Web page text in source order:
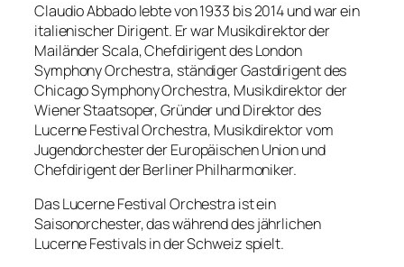
Claudio Abbado lebte von 1933 bis 2014 und war ein
italienischer Dirigent. Er war Musikdirektor der
Mailänder Scala, Chefdirigent des London
Symphony Orchestra, ständiger Gastdirigent des
Chicago Symphony Orchestra, Musikdirektor der
Wiener Staatsoper, Gründer und Direktor des
Lucerne Festival Orchestra, Musikdirektor vom
Jugendorchester der Europäischen Union und
Chefdirigent der Berliner Philharmoniker.
Das Lucerne Festival Orchestra ist ein
Saisonorchester, das während des jährlichen
Lucerne Festivals in der Schweiz spielt.